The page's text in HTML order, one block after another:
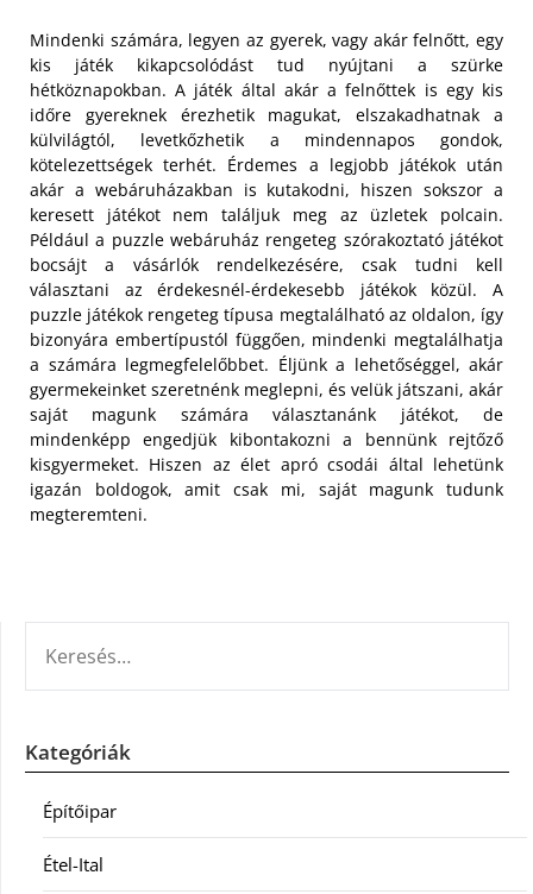
Mindenki számára, legyen az gyerek, vagy akár felnőtt, egy
kis játék kikapcsolódást tud nyújtani a szürke
hétköznapokban. A játék által akár a felnőttek is egy kis
időre gyereknek érezhetik magukat, elszakadhatnak a
külvilágtól, levetkőzhetik a mindennapos gondok,
kötelezettségek terhét. Érdemes a legjobb játékok után
akár a webáruházakban is kutakodni, hiszen sokszor a
keresett játékot nem találjuk meg az üzletek polcain.
Például a puzzle webáruház rengeteg szórakoztató játékot
bocsájt a vásárlók rendelkezésére, csak tudni kell
választani az érdekesnél-érdekesebb játékok közül. A
puzzle játékok rengeteg típusa megtalálható az oldalon, így
bizonyára embertípustól függően, mindenki megtalálhatja
a számára legmegfelelőbbet. Éljünk a lehetőséggel, akár
gyermekeinket szeretnénk meglepni, és velük játszani, akár
saját magunk számára választanánk játékot, de
mindenképp engedjük kibontakozni a bennünk rejtőző
kisgyermeket. Hiszen az élet apró csodái által lehetünk
igazán boldogok, amit csak mi, saját magunk tudunk
megteremteni.
Kategóriák
Építőipar
Étel-Ital